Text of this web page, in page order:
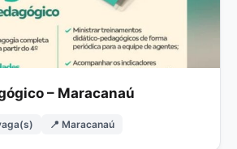
– Maracanaú
📍 Maracanaú